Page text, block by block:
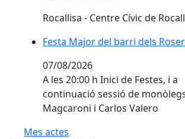
Rocallisa - Centre Cívic de
Festa Major del barri dels
Festa Major del barri dels
07/08/2026
A les 20:00 h Inici de Festes, i a
continuació sessió de
Magcaroni i Carlos Valero
Mes actes